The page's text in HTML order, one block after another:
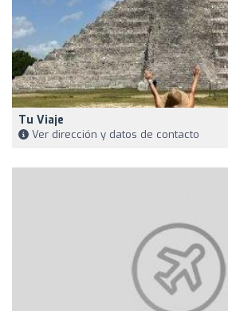
Tu Viaje
Ver dirección y datos de contacto